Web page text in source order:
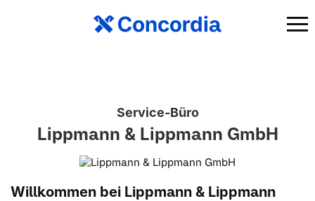
Service-Büro
Lippmann & Lippmann GmbH
Willkommen bei Lippmann & Lippmann